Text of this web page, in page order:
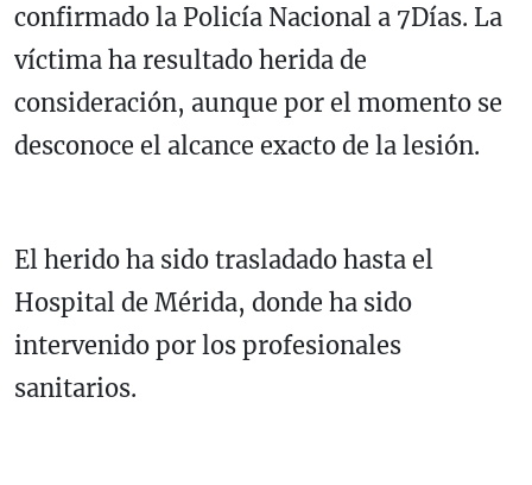
confirmado la Policía Nacional a 7Días. La
víctima ha resultado herida de
consideración, aunque por el momento se
desconoce el alcance exacto de la lesión.
El herido ha sido trasladado hasta el
Hospital de Mérida, donde ha sido
intervenido por los profesionales
sanitarios.